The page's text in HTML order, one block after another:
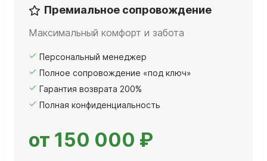
Премиальное сопровождение
Максимальный комфорт и забота
Персональный менеджер
Полное сопровождение «под ключ»
Гарантия возврата 200%
Полная конфиденциальность
от 150 000 ₽